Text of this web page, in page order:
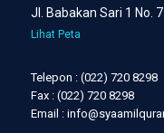
Jl. Babakan Sari 1 No.
Lihat Peta
Telepon : (022) 720 8298
Fax : (022) 720 8298
Email :